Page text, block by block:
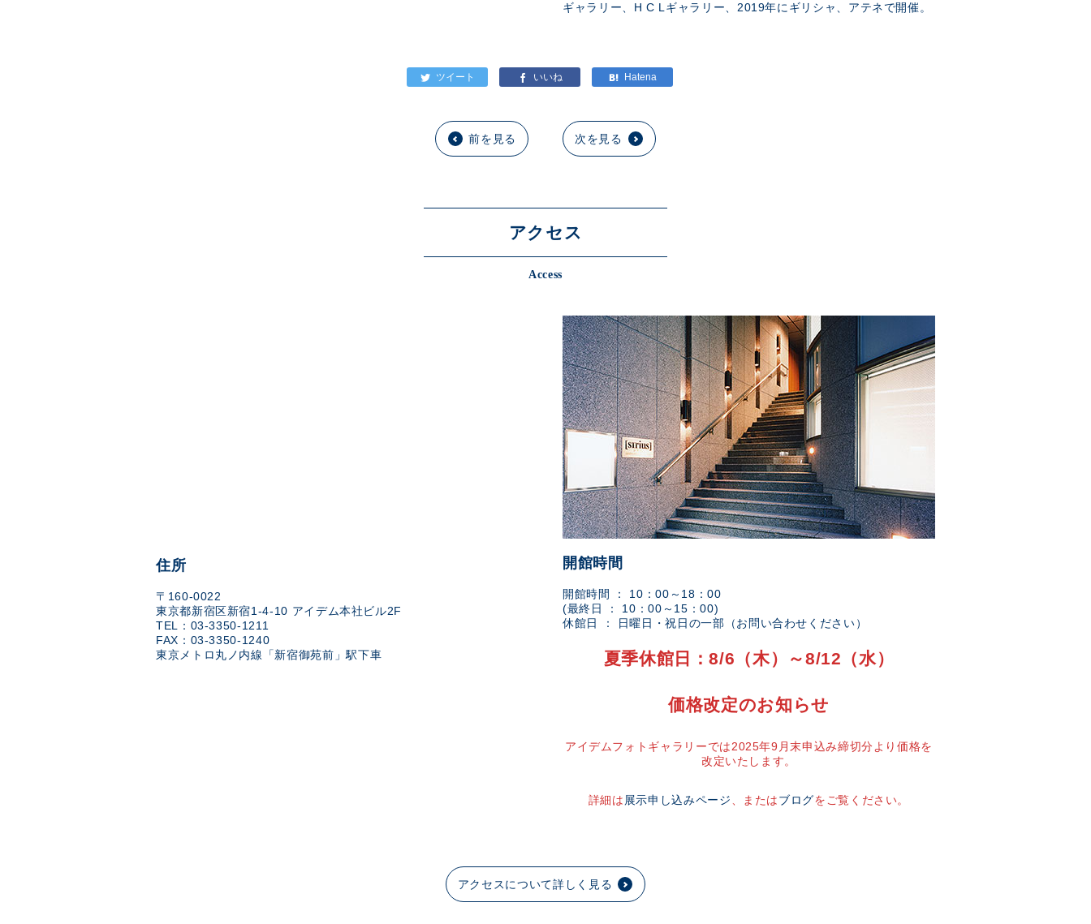
ギャラリー、H C Lギャラリー、2019年にギリシャ、アテネで開催。
前を見る 次を見る
アクセス
Access
住所
〒160-0022
東京都新宿区新宿1-4-10 アイデム本社ビル2F
TEL：03-3350-1211
FAX：03-3350-1240
東京メトロ丸ノ内線「新宿御苑前」駅下車
開館時間
開館時間 ： 10：00～18：00
(最終日 ： 10：00～15：00)
休館日 ： 日曜日・祝日の一部（お問い合わせください）
夏季休館日：8/6（木）～8/12（水）
価格改定のお知らせ
アイデムフォトギャラリーでは2025年9月末申込み締切分より価格を
改定いたします。
詳細は 展示申し込みページ 、またはブログをご覧ください。
アクセスについて詳しく見る